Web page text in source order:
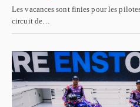
Les vacances sont finies pour les
circuit de…